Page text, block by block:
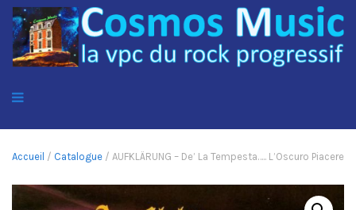
Accueil / Catalogue / AUFKLÄRUNG – De’ La Tempesta….. L’Oscuro Piacere